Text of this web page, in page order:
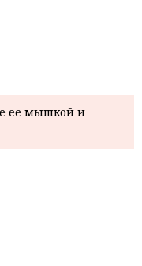
ее мышкой и